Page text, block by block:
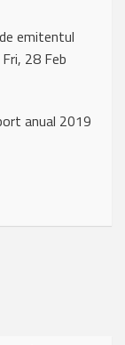
emitentul
28 Feb
anual 2019